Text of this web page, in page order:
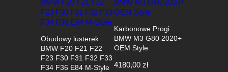
Obudowy lusterek
BMW F20 F21 F22
F23 F30 F31 F32 F33
F34 F36 E84 M-Style
Karbonowe Progi
BMW M3 G80 2020+
OEM Style
4180,00 zł